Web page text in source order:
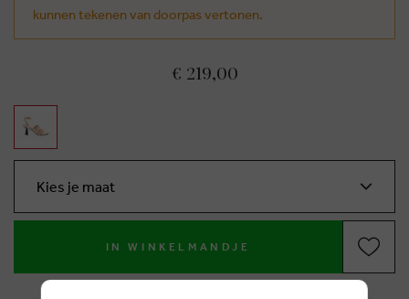
kunnen tekenen van doorpas vertonen.
€ 219,00
Kies je maat
IN WINKELMANDJE